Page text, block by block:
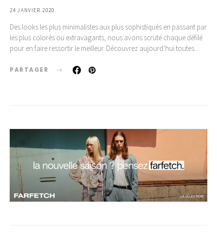
24 JANVIER 2020
Des looks les plus minimalistes aux plus sophistiqués en passant par
les plus colorés ou extravagants, nous avons scruté chaque défilé
pour en faire ressortir le meilleur. Découvrez aujourd’hui toutes…
PARTAGER